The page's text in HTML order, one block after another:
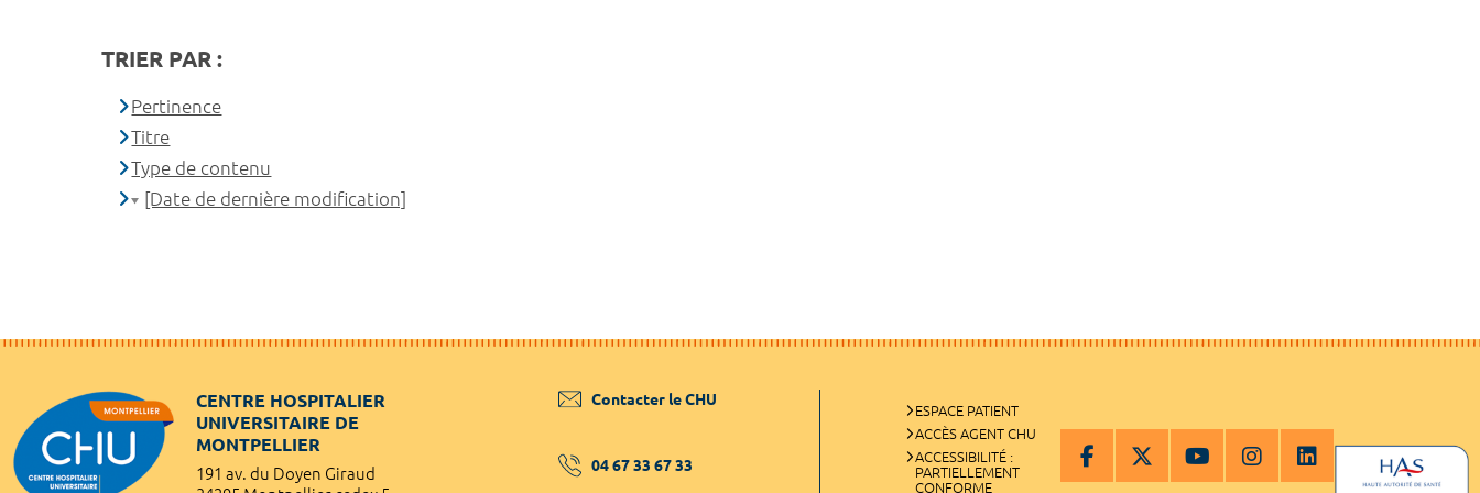
TRIER PAR :
Pertinence
Titre
Type de contenu
[Date de dernière modification]
CENTRE HOSPITALIER
UNIVERSITAIRE DE
MONTPELLIER
191 av. du Doyen Giraud
Contacter le CHU
04 67 33 67 33
ESPACE PATIENT
ACCÈS AGENT CHU
ACCESSIBILITÉ :
PARTIELLEMENT
CONFORME